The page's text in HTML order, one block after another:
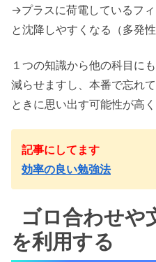
→プラスに荷電しているフ
と沈降しやすくなる（多発性
１つの知識から他の科目に
減らせますし、本番で忘れ
ときに思い出す可能性が高く
記事にしてます
効率の良い勉強法
ゴロ合わせや
を利用する